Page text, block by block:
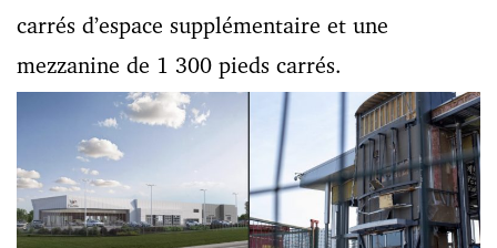
carrés d’espace supplémentaire et une
mezzanine de 1 300 pieds carrés.